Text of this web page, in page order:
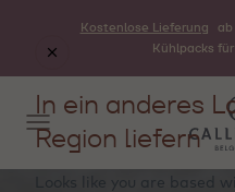
Kostenlose Lieferung
Kühlpacks
In ein anderes
Region liefern
Looks like you are based